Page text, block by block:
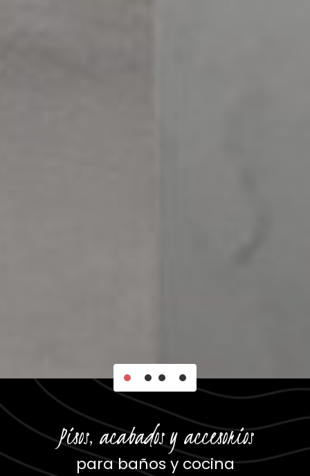
Pisos, acabados y accesorios
para baños y cocina